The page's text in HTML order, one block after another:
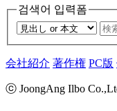
검색어 입력폼
会社紹介 著作権 PC版
ⓒ JoongAng Ilbo